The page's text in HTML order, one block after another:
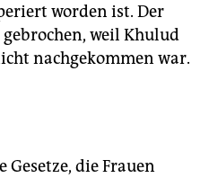
worden ist. Der
weil Khulud
nachgekommen war.
die Frauen